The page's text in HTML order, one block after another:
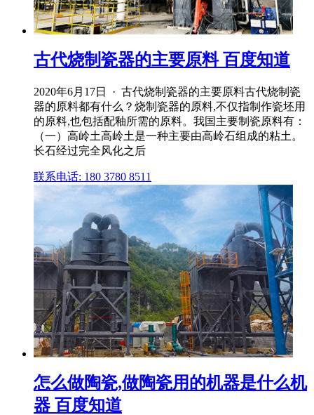
古代烧制瓷器的主要原料 百度知道
2020年6月17日 · 古代烧制瓷器的主要原料古代烧制瓷
器的原料都有什么？烧制瓷器的原料,不仅指制作瓷坯用
的原料,也包括配釉所需的原料。我国主要制瓷原料有：
（一）高岭土高岭土是一种主要由高岭石组成的粘土。
长石经过完全风化之后
联系电话: 180 3780 8511
怎么做陶瓷,做陶瓷用的机器是什么机
器 百度知道